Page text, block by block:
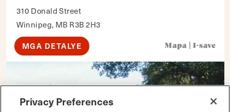
310 Donald Street
Winnipeg, MB R3B 2H3
MGA DETALYE Mapa I-save
Privacy Preferences